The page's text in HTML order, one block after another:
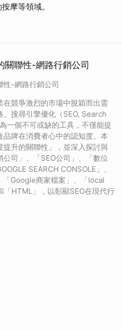
摩等領域。
關聯性-網路行銷公司
性-網路行銷公司
競爭激烈的市場中脫穎而出需
搜尋引擎優化（SEO, Search
一個不可或缺的工具，不僅能提
牌在消費者心中的認知度。本
提升的關聯性」，並深入探討與
司」、「SEO公司」、「數位
SEARCH CONSOLE」、
「Google商家檔案」、「local
「HTML」，以彰顯SEO在現代行